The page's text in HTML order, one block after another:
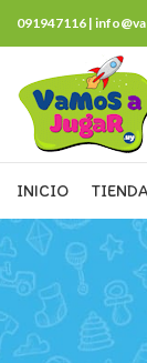
091947116 |
INICIO